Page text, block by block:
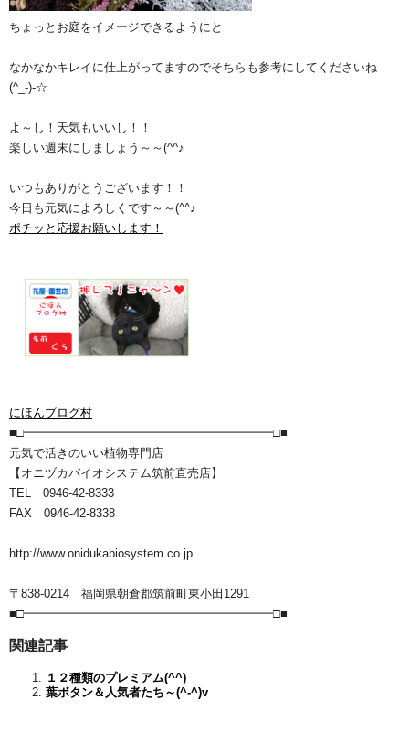
ちょっとお庭をイメージできるようにと
なかなかキレイに仕上がってますのでそちらも参考にしてくださいね
(^_-)-☆
よ～し！天気もいいし！！
楽しい週末にしましょう～～(^^♪
いつもありがとうございます！！
今日も元気によろしくです～～(^^♪
ポチッと応援お願いします！
にほんブログ村
■□━━━━━━━━━━━━━━━━━━━━━□■
元気で活きのいい植物専門店
【オニヅカバイオシステム筑前直売店】
TEL 0946-42-8333
FAX 0946-42-8338
http://www.onidukabiosystem.co.jp
〒838-0214 福岡県朝倉郡筑前町東小田1291
■□━━━━━━━━━━━━━━━━━━━━━□■
関連記事
１２種類のプレミアム(^^)
葉ボタン＆人気者たち～(^-^)v